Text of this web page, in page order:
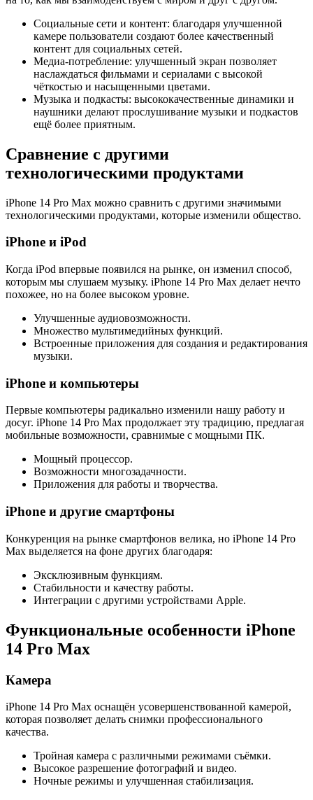
Социальные сети и контент: благодаря улучшенной
камере пользователи создают более качественный
контент для социальных сетей.
Медиа-потребление: улучшенный экран позволяет
наслаждаться фильмами и сериалами с высокой
чёткостью и насыщенными цветами.
Музыка и подкасты: высококачественные динамики и
наушники делают прослушивание музыки и подкастов
ещё более приятным.
Сравнение с другими
технологическими продуктами
iPhone 14 Pro Max можно сравнить с другими значимыми
технологическими продуктами, которые изменили общество.
iPhone и iPod
Когда iPod впервые появился на рынке, он изменил способ,
которым мы слушаем музыку. iPhone 14 Pro Max делает нечто
похожее, но на более высоком уровне.
Улучшенные аудиовозможности.
Множество мультимедийных функций.
Встроенные приложения для создания и редактирования
музыки.
iPhone и компьютеры
Первые компьютеры радикально изменили нашу работу и
досуг. iPhone 14 Pro Max продолжает эту традицию, предлагая
мобильные возможности, сравнимые с мощными ПК.
Мощный процессор.
Возможности многозадачности.
Приложения для работы и творчества.
iPhone и другие смартфоны
Конкуренция на рынке смартфонов велика, но iPhone 14 Pro
Max выделяется на фоне других благодаря:
Эксклюзивным функциям.
Стабильности и качеству работы.
Интеграции с другими устройствами Apple.
Функциональные особенности iPhone
14 Pro Max
Камера
iPhone 14 Pro Max оснащён усовершенствованной камерой,
которая позволяет делать снимки профессионального
качества.
Тройная камера с различными режимами съёмки.
Высокое разрешение фотографий и видео.
Ночные режимы и улучшенная стабилизация.